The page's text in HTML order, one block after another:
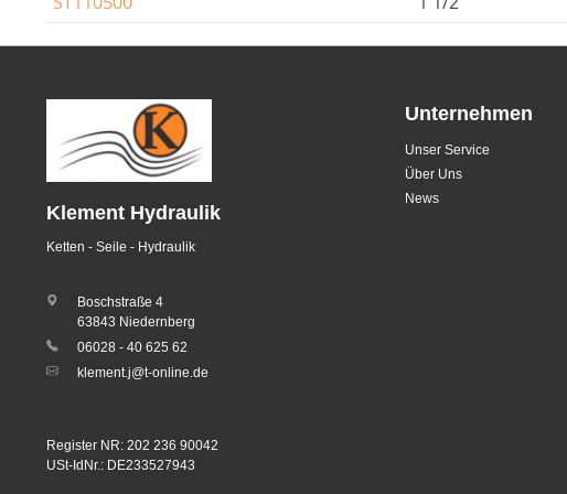
Klement Hydraulik
Ketten - Seile - Hydraulik
Boschstraße 4
63843 Niedernberg
06028 - 40 625 62
klement.j@t-online.de
Register NR: 202 236 90042
USt-IdNr.: DE233527943
Unternehmen
Unser Service
Über Uns
News